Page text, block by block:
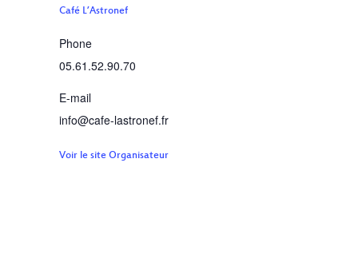
Café L’Astronef
Phone
05.61.52.90.70
E-mail
info@cafe-lastronef.fr
Voir le site Organisateur